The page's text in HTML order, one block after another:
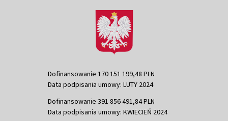
Dofinansowanie 170 151 199,48 PLN
Data podpisania umowy: LUTY 2024
Dofinansowanie 391 856 491,84 PLN
Data podpisania umowy: KWIECIEŃ 2024